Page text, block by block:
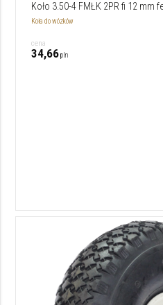
Koło 3.50-4 FMŁK 2PR fi 12 mm
Koła do wózków
cena
34,66pln